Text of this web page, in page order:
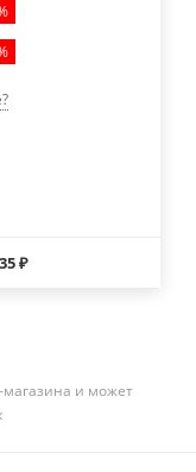
₽
магазина и может